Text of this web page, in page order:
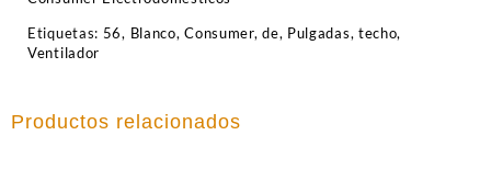
Etiquetas: 56, Blanco,Consumer,de, Pulgadas, techo,
Ventilador
Productos relacionados